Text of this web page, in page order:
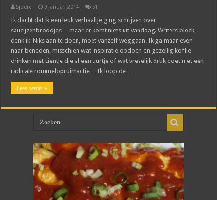
Sjoerd 9 januari 2014 51
Ik dacht dat ik een leuk verhaaltje ging schrijven over
saucijzenbroodjes… maar er komt niets uit vandaag. Writers block,
denk ik. Niks aan te doen, moet vanzelf weggaan. Ik ga maar even
naar beneden, misschien wat inspiratie opdoen en gezellig koffie
drinken met Lientje die al een uurtje of wat vreselijk druk doet met een
radicale rommelopruimactie… Ik loop de …
Lees verder »